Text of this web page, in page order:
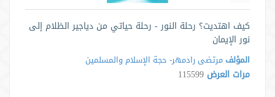
كيف اهتديت؟ رحلة النور - رحلة حياتي من دياجير الظلام إلى
نور الإيمان
المؤلف مرتضی رادمهر- حجة الإسلام والمسلمین
مرات العرض 115599